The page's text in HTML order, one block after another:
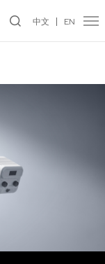
中文 EN